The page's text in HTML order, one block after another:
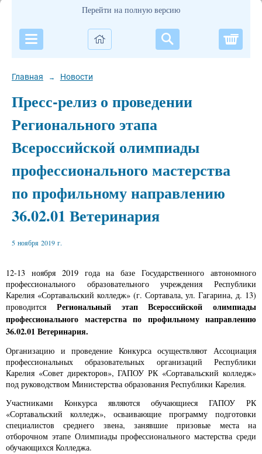
Перейти на полную версию
Главная → Новости
Пресс-релиз о проведении
Регионального этапа
Всероссийской олимпиады
профессионального мастерства
по профильному направлению
36.02.01 Ветеринария
5 ноября 2019 г.
12-13 ноября 2019 года на базе Государственного автономного
профессионального образовательного учреждения Республики
Карелия «Сортавальский колледж» (г. Сортавала, ул. Гагарина, д. 13)
проводится Региональный этап Всероссийской олимпиады
профессионального мастерства по профильному направлению
36.02.01 Ветеринария.
Организацию и проведение Конкурса осуществляют Ассоциация
профессиональных образовательных организаций Республики
Карелия «Совет директоров», ГАПОУ РК «Сортавальский колледж»
под руководством Министерства образования Республики Карелия.
Участниками Конкурса являются обучающиеся ГАПОУ РК
«Сортавальский колледж», осваивающие программу подготовки
специалистов среднего звена, занявшие призовые места на
отборочном этапе Олимпиады профессионального мастерства среди
обучающихся Колледжа.